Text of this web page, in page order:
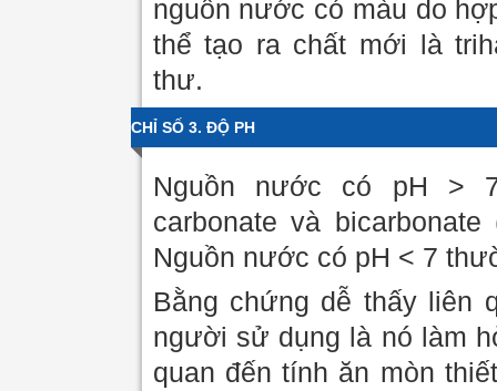
nguồn nước có màu do
thể tạo ra chất mới là
thư.
CHỈ SỐ 3. ĐỘ PH
Nguồn nước có pH >
carbonate và
Nguồn nước có pH < 7
Bằng chứng dễ thấy liên
người sử dụng là nó làm
quan đến tính ăn mòn